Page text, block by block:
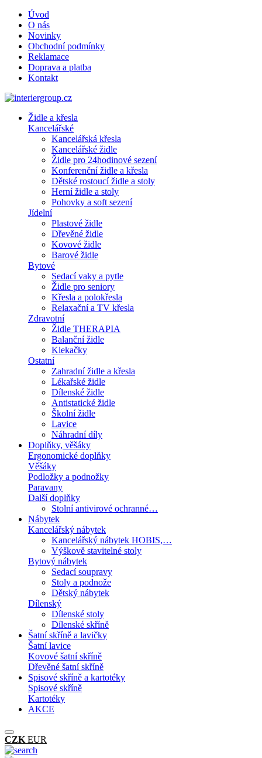
Úvod
O nás
Novinky
Obchodní podmínky
Reklamace
Doprava a platba
Kontakt
Židle a křesla
Kancelářské
Kancelářská křesla
Kancelářské židle
Židle pro 24hodinové sezení
Konferenční židle a křesla
Dětské rostoucí židle a stoly
Herní židle a stoly
Pohovky a soft sezení
Jídelní
Plastové židle
Dřevěné židle
Kovové židle
Barové židle
Bytové
Sedací vaky a pytle
Židle pro seniory
Křesla a polokřesla
Relaxační a TV křesla
Zdravotní
Židle THERAPIA
Balanční židle
Klekačky
Ostatní
Zahradní židle a křesla
Lékařské židle
Dílenské židle
Antistatické židle
Školní židle
Lavice
Náhradní díly
Doplňky, věšáky
Ergonomické doplňky
Věšáky
Podložky a podnožky
Paravany
Další doplňky
Stolní antivirové ochranné…
Nábytek
Kancelářský nábytek
Kancelářský nábytek HOBIS,…
Výškově stavitelné stoly
Bytový nábytek
Sedací soupravy
Stoly a podnože
Dětský nábytek
Dílenský
Dílenské stoly
Dílenské skříně
Šatní skříně a lavičky
Šatní lavice
Kovové šatní skříně
Dřevěné šatní skříně
Spisové skříně a kartotéky
Spisové skříně
Kartotéky
AKCE
CZK EUR